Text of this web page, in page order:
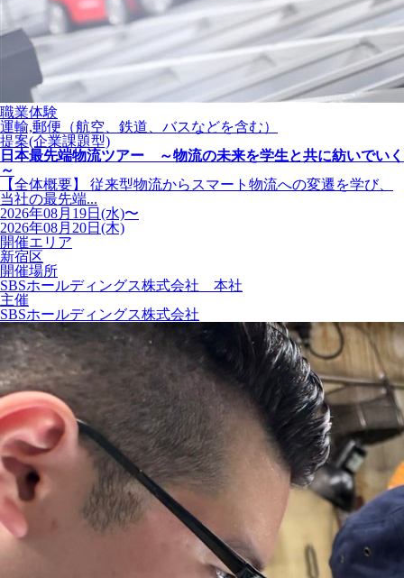
職業体験
運輸,郵便（航空、鉄道、バスなどを含む）
提案(企業課題型)
日本最先端物流ツアー ～物流の未来を学生と共に紡いでいく
～
【全体概要】 従来型物流からスマート物流への変遷を学び、
当社の最先端...
2026年08月19日(水)〜
2026年08月20日(木)
開催エリア
新宿区
開催場所
SBSホールディングス株式会社 本社
主催
SBSホールディングス株式会社